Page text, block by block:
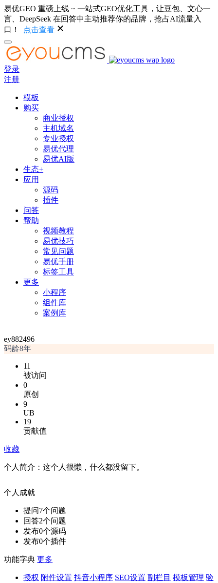
易优GEO 重磅上线 ~ 一站式GEO优化工具，让豆包、文心一
言、DeepSeek 在回答中主动推荐你的品牌，抢占AI流量入
口！
点击查看
登录
注册
模板
购买
商业授权
主机域名
专业授权
易优代理
易优AI版
生态+
应用
源码
插件
问答
帮助
视频教程
易优技巧
常见问题
易优手册
标签工具
更多
小程序
组件库
案例库
ey882496
码龄8年
11
被访问
0
原创
9
UB
19
贡献值
收藏
个人简介： 这个人很懒，什么都没留下。
个人成就
提问7个问题
回答2个问题
发布0个源码
发布0个插件
功能字典 更多
授权 附件设置 抖音小程序 SEO设置 副栏目 模板管理 验